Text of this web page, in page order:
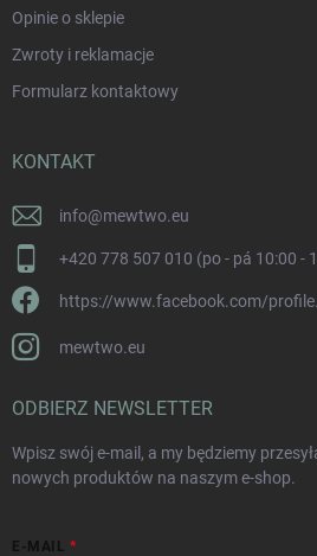
Opinie o sklepie
Zwroty i reklamacje
Formularz kontaktowy
KONTAKT
info@mewtwo.eu
+420 778 507 010 (po - pá 10:00 -
https://www.facebook.com/
mewtwo.eu
ODBIERZ NEWSLETTER
Wpisz swój e-mail, a my będziemy
nowych produktów na naszym e-shop.
E-MAIL